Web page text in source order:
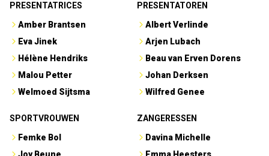
PRESENTATRICES
Amber Brantsen
Eva Jinek
Hélène Hendriks
Malou Petter
Welmoed Sijtsma
PRESENTATOREN
Albert Verlinde
Arjen Lubach
Beau van Erven Dorens
Johan Derksen
Wilfred Genee
SPORTVROUWEN
Femke Bol
ZANGERESSEN
Davina Michelle